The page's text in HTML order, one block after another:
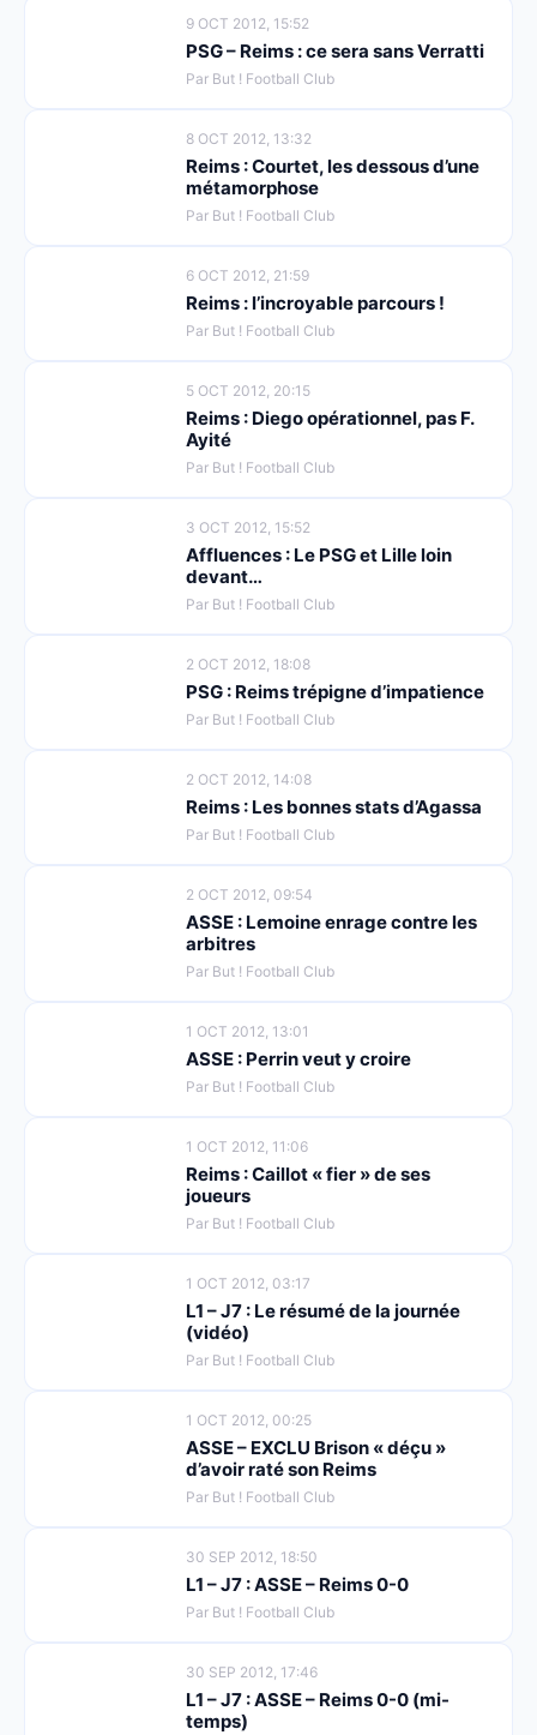
9 OCT 2012, 15:52
PSG – Reims : ce sera sans Verratti
Par But ! Football Club
8 OCT 2012, 13:32
Reims : Courtet, les dessous d’une
métamorphose
Par But ! Football Club
6 OCT 2012, 21:59
Reims : l’incroyable parcours !
Par But ! Football Club
5 OCT 2012, 20:15
Reims : Diego opérationnel, pas F.
Ayité
Par But ! Football Club
3 OCT 2012, 15:52
Affluences : Le PSG et Lille loin
devant…
Par But ! Football Club
2 OCT 2012, 18:08
PSG : Reims trépigne d’impatience
Par But ! Football Club
2 OCT 2012, 14:08
Reims : Les bonnes stats d’Agassa
Par But ! Football Club
2 OCT 2012, 09:54
ASSE : Lemoine enrage contre les
arbitres
Par But ! Football Club
1 OCT 2012, 13:01
ASSE : Perrin veut y croire
Par But ! Football Club
1 OCT 2012, 11:06
Reims : Caillot « fier » de ses
joueurs
Par But ! Football Club
1 OCT 2012, 03:17
L1 – J7 : Le résumé de la journée
(vidéo)
Par But ! Football Club
1 OCT 2012, 00:25
ASSE – EXCLU Brison « déçu »
d’avoir raté son Reims
Par But ! Football Club
30 SEP 2012, 18:50
L1 – J7 : ASSE – Reims 0-0
Par But ! Football Club
30 SEP 2012, 17:46
L1 – J7 : ASSE – Reims 0-0 (mi-
temps)